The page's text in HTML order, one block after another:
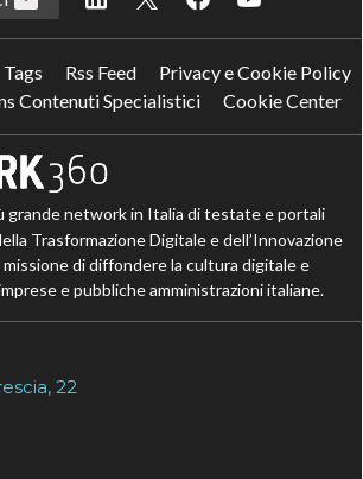
Tags Rss Feed
Privacy e Cookie Policy
Contenuti Specialistici
Cookie Center
grande network in Italia di testate e portali
Trasformazione Digitale e dell’Innovazione
di diffondere la cultura digitale e
e pubbliche amministrazioni italiane.
22